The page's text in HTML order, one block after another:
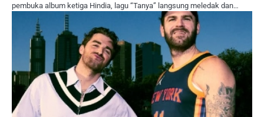
pembuka album ketiga Hindia, lagu “Tanya” langsung meledak dan…